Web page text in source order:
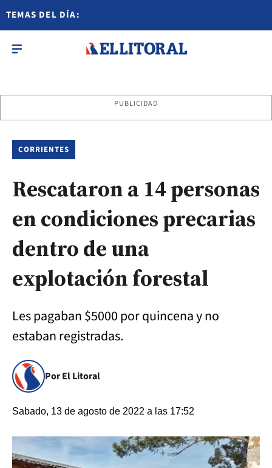
TEMAS DEL DÍA:
PUBLICIDAD
CORRIENTES
Rescataron a 14 personas
en condiciones precarias
dentro de una
explotación forestal
Les pagaban $5000 por quincena y no
estaban registradas.
Por El Litoral
Sabado, 13 de agosto de 2022 a las 17:52